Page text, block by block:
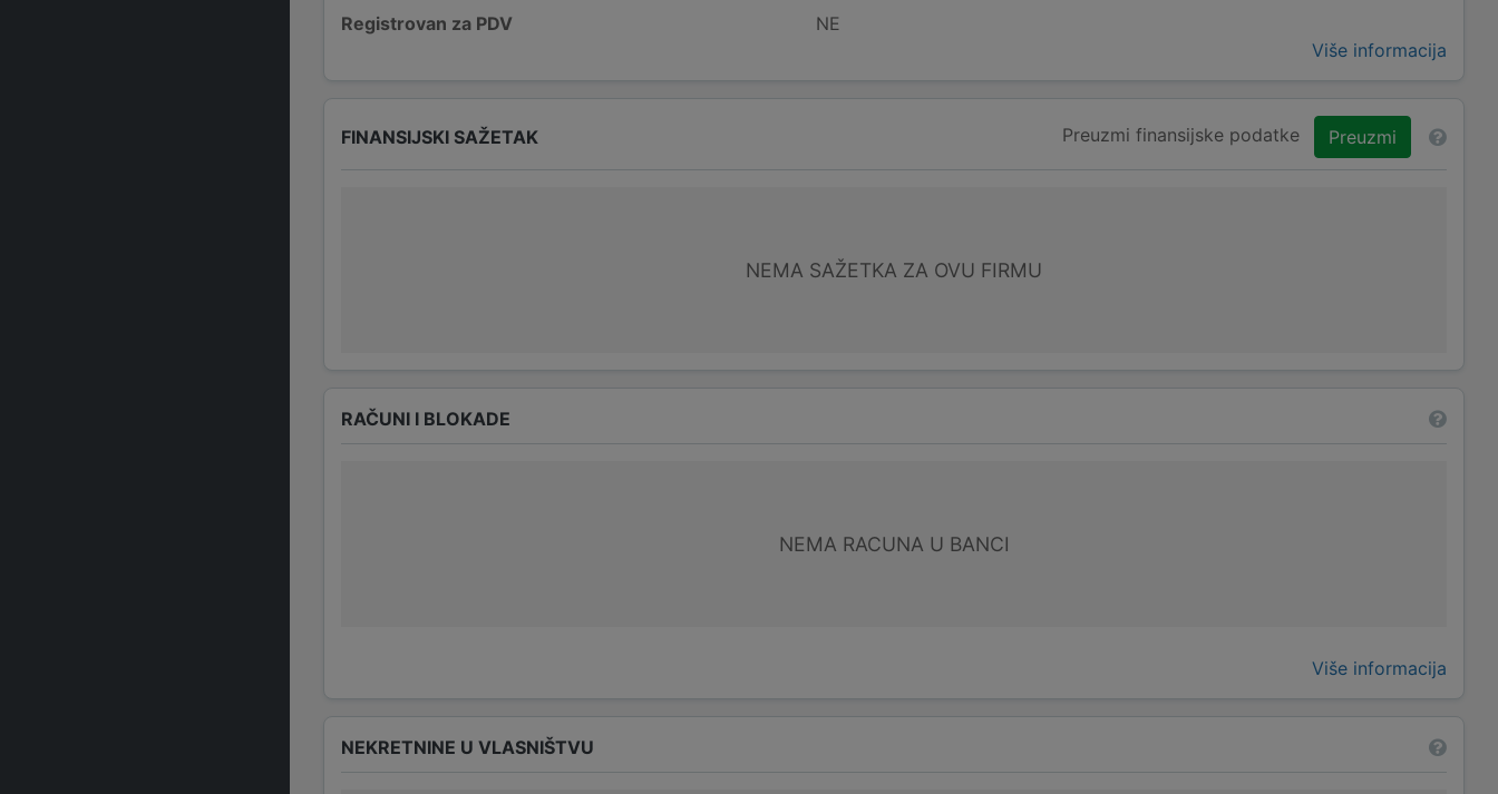
Registrovan za PDV
NE
Više informacija
FINANSIJSKI SAŽETAK Preuzmi finansijske podatke Preuzmi
NEMA SAŽETKA ZA OVU FIRMU
RAČUNI I BLOKADE
NEMA RACUNA U BANCI
Više informacija
NEKRETNINE U VLASNIŠTVU